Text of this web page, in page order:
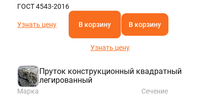
ГОСТ 4543-2016
Узнать цену В корзину В корзину
Узнать цену
Пруток конструкционный квадратный
легированный
Марка
Сечение